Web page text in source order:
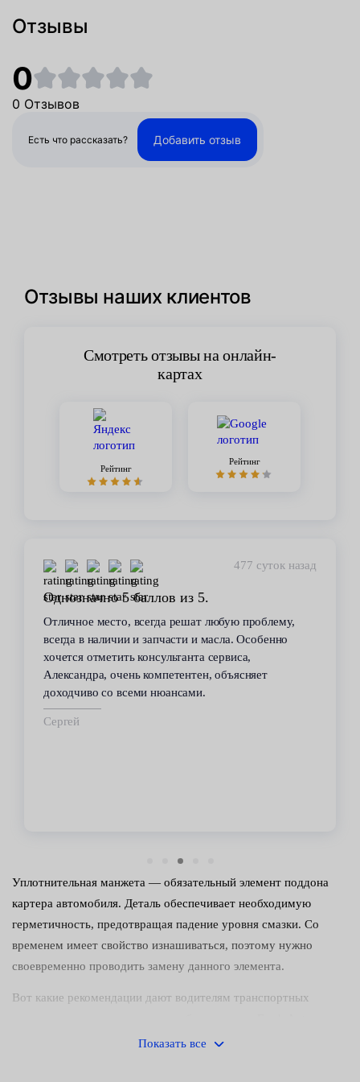
Отзывы
0
0 Отзывов
Есть что рассказать? Добавить отзыв
Отзывы наших клиентов
Смотреть отзывы на онлайн-
картах
Рейтинг
Рейтинг
477 суток назад
любую проблему,
и масла. Особенно
сервиса,
объясняет
Стабильное качество
В течение 6 лет пользуюсь
сервиса. Высокий
всегда помогал решить
автомобилем проблемы. Все
техобслуживанию проводились
Уплотнительная манжета — обязательный элемент поддона
картера автомобиля. Деталь обеспечивает необходимую
герметичность, предотвращая падение уровня смазки. Со
временем имеет свойство изнашиваться, поэтому нужно
своевременно проводить замену данного элемента.
Вот какие рекомендации дают водителям транспортных
осмотрите ДВС на предмет наличия подтеков — особенно
Показать все